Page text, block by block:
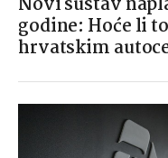
godine: Hoće li
hrvatskim